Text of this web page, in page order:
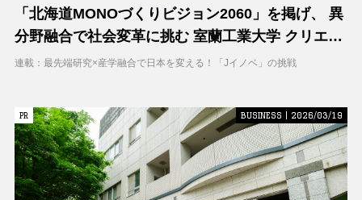
「北海道MONOづくりビジョン2060」を掲げ、 異
分野融合で社会変革に挑む 室蘭工業大学 クリエイ
ティブコラボレーションセンター（CCC）
連載：最先端研究×産学融合で日本を変える！「Jイノベ」の挑戦
PR
PR BUSINESS | 2026/03/19